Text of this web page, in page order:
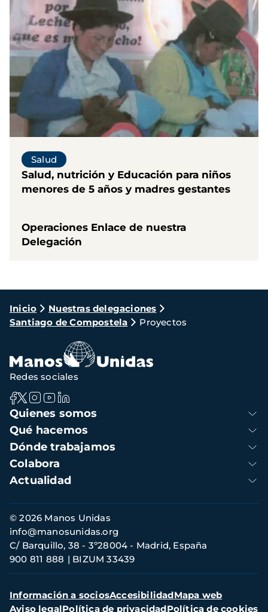
Salud
Salud, nutrición y Educación para niños
menores de 5 años y madres gestantes
Operaciones Enlace de nuestra
Delegación
Ruta
de
navegación
Inicio
Nuestras delegaciones
Santiago de Compostela
Proyectos
Navegación
principal
Quienes somos
Qué hacemos
Dónde trabajamos
Colabora
Actualidad
Redes sociales
Información
de
contacto
© 2026 Manos Unidas
C/ Barquillo, 38 - 3º28004 - Madrid, España
900 811 888
BIZUM 33439
info@manosunidas.org
Menú
secundario
Información a sociosAccesibilidadMapa web
Aviso legalPolítica de privacidadPolítica de cookies